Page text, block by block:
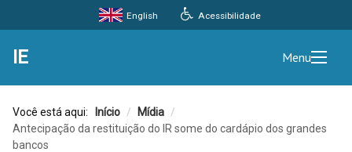
Acessibilidade
English
IE Menu
Você está aqui: Início / Mídia /
Antecipação da restituição do IR some do cardápio dos grandes
bancos